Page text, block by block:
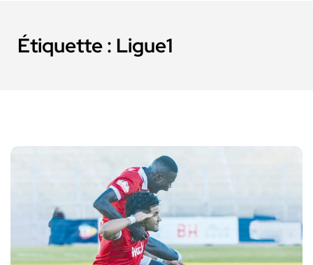
Étiquette : Ligue1